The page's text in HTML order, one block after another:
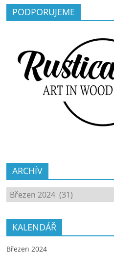
PODPORUJEME
ARCHÍV
ARCHÍV
KALENDÁŘ
Březen 2024